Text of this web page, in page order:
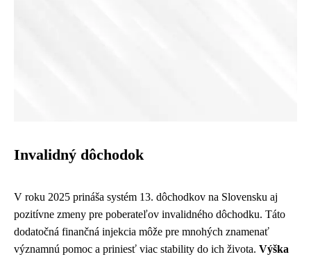
Invalidný dôchodok
V roku 2025 prináša systém 13. dôchodkov na Slovensku aj
pozitívne zmeny pre poberateľov invalidného dôchodku. Táto
dodatočná finančná injekcia môže pre mnohých znamenať
významnú pomoc a priniesť viac stability do ich života. Výška